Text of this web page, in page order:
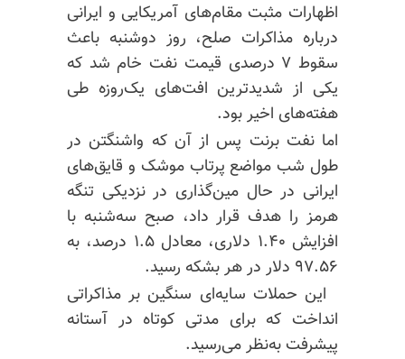
اظهارات مثبت مقام‌های آمریکایی و ایرانی
درباره مذاکرات صلح، روز دوشنبه باعث
سقوط ۷ درصدی قیمت نفت خام شد که
یکی از شدیدترین افت‌های یک‌روزه طی
هفته‌های اخیر بود.
اما نفت برنت پس از آن که واشنگتن در
طول شب مواضع پرتاب موشک و قایق‌های
ایرانی در حال مین‌گذاری در نزدیکی تنگه
هرمز را هدف قرار داد، صبح سه‌شنبه با
افزایش ۱.۴۰ دلاری، معادل ۱.۵ درصد، به
۹۷.۵۶ دلار در هر بشکه رسید.
این حملات سایه‌ای سنگین بر مذاکراتی
انداخت که برای مدتی کوتاه در آستانه
پیشرفت به‌نظر می‌رسید.